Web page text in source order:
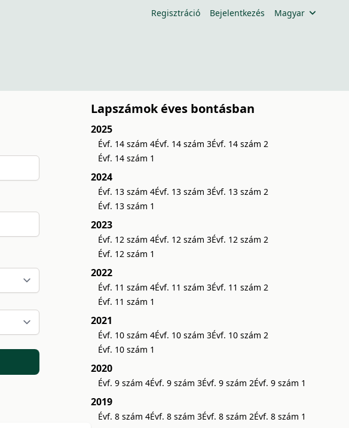
Regisztráció Bejelentkezés Magyar
Lapszámok éves bontásban
2025
Évf. 14 szám 4Évf. 14 szám 3Évf. 14 szám 2
Évf. 14 szám 1
2024
Évf. 13 szám 4Évf. 13 szám 3Évf. 13 szám 2
Évf. 13 szám 1
2023
Évf. 12 szám 4Évf. 12 szám 3Évf. 12 szám 2
Évf. 12 szám 1
2022
Évf. 11 szám 4Évf. 11 szám 3Évf. 11 szám 2
Évf. 11 szám 1
2021
Évf. 10 szám 4Évf. 10 szám 3Évf. 10 szám 2
Évf. 10 szám 1
2020
Évf. 9 szám 4Évf. 9 szám 3Évf. 9 szám 2Évf. 9 szám 1
2019
Évf. 8 szám 4Évf. 8 szám 3Évf. 8 szám 2Évf. 8 szám 1